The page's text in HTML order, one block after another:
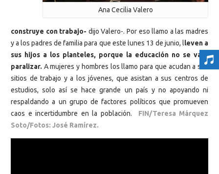
Ana Cecilia Valero
construye con trabajo- dijo Valero-. Por eso llamo a las madres
y a los padres de familia para que este lunes 13 de junio, lleven a
sus hijos a los planteles, porque la educación no se va a
paralizar. A mujeres y hombres los llamo para que acudan a sus
sitios de trabajo y a los jóvenes, que asistan a sus centros de
estudios, solo así se hace grande un país y no apoyando ni
respaldando a un grupo de factores políticos que promueven
caos e incertidumbre en la población.
FIN/Teresa Márquez
Soto/Fotos: José Ramírez.